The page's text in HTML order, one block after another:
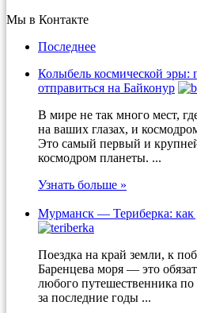
Мы в Контакте
Последнее
Колыбель космической эры:
отправиться на Байконур
В мире не так много мест,
на ваших глазах, и
Это самый первый и
космодром планеты. ...
Узнать больше »
Мурманск — Териберка: как
Поездка на край земли, к
Баренцева моря — это
любого путешественника
за последние годы ...